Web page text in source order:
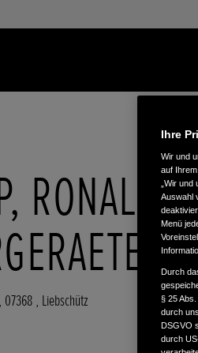
RONALD
, 07368 , Liebschütz
Ihre
Wir und
auf
„Wir
Auswahl
Menü
Durch
§ 25
durch
DSGVO
durch